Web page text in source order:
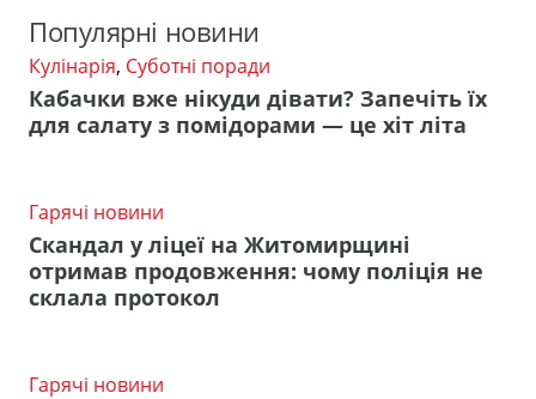
Популярні новини
Кулінарія, Суботні поради
Кабачки вже нікуди дівати? Запечіть їх
для салату з помідорами — це хіт літа
Гарячі новини
Скандал у ліцеї на Житомирщині
отримав продовження: чому поліція не
склала протокол
Гарячі новини